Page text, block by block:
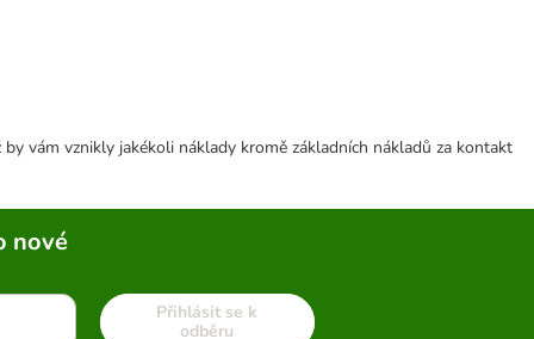
vám vznikly jakékoli náklady kromě základních nákladů za kontakt
nové
Přihlásit se k
odběru